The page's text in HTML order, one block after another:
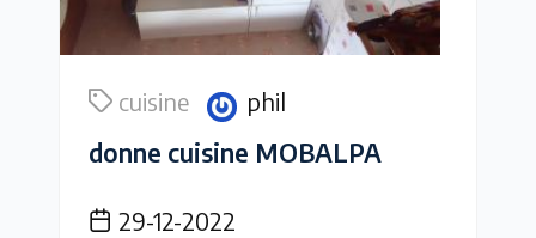
cuisine phil
donne cuisine MOBALPA
29-12-2022